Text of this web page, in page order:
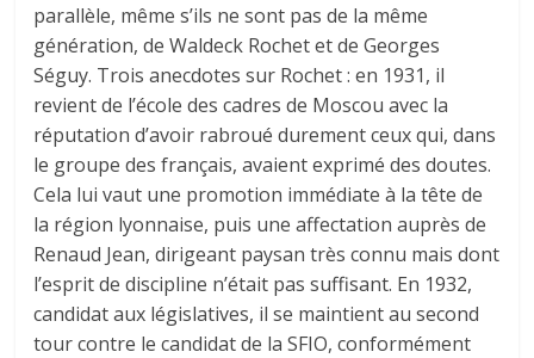
parallèle, même s’ils ne sont pas de la même
génération, de Waldeck Rochet et de Georges
Séguy. Trois anecdotes sur Rochet : en 1931, il
revient de l’école des cadres de Moscou avec la
réputation d’avoir rabroué durement ceux qui, dans
le groupe des français, avaient exprimé des doutes.
Cela lui vaut une promotion immédiate à la tête de
la région lyonnaise, puis une affectation auprès de
Renaud Jean, dirigeant paysan très connu mais dont
l’esprit de discipline n’était pas suffisant. En 1932,
candidat aux législatives, il se maintient au second
tour contre le candidat de la SFIO, conformément